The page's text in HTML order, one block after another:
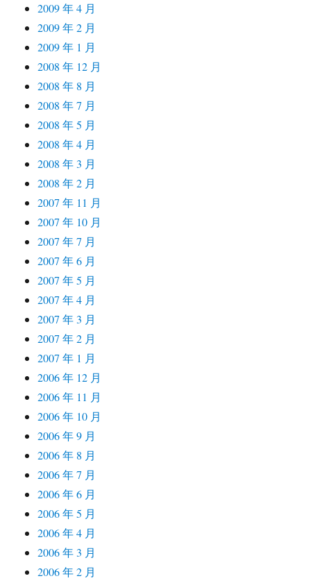
2009 年 4 月
2009 年 2 月
2009 年 1 月
2008 年 12 月
2008 年 8 月
2008 年 7 月
2008 年 5 月
2008 年 4 月
2008 年 3 月
2008 年 2 月
2007 年 11 月
2007 年 10 月
2007 年 7 月
2007 年 6 月
2007 年 5 月
2007 年 4 月
2007 年 3 月
2007 年 2 月
2007 年 1 月
2006 年 12 月
2006 年 11 月
2006 年 10 月
2006 年 9 月
2006 年 8 月
2006 年 7 月
2006 年 6 月
2006 年 5 月
2006 年 4 月
2006 年 3 月
2006 年 2 月